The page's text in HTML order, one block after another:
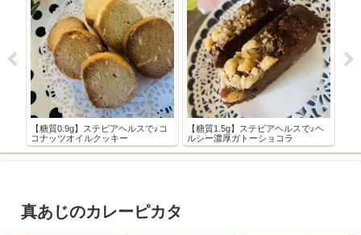
【糖質0.9g】ステビアヘルスで♪コ
コナッツオイルクッキー
【糖質1.5g】ステビアヘルスで♪ヘ
ルシー濃厚ガトーショコラ
真あじのカレーピカタ